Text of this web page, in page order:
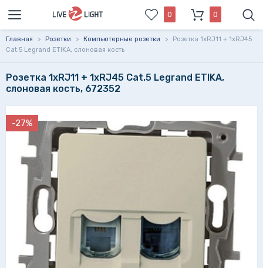
0 0
Главная > Розетки > Компьютерные розетки >
Розетка 1хRJ11 + 1xRJ45
Cat.5 Legrand ETIKA, слоновая кость
Розетка 1хRJ11 + 1xRJ45 Cat.5 Legrand ETIKA,
слоновая кость, 672352
-27%